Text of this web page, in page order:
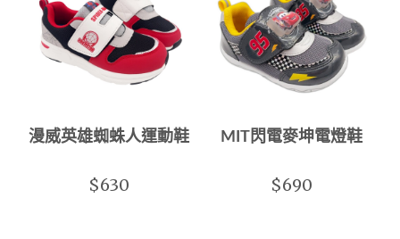
漫威英雄蜘蛛人運動鞋
$630
MIT閃電麥坤電燈鞋
$690